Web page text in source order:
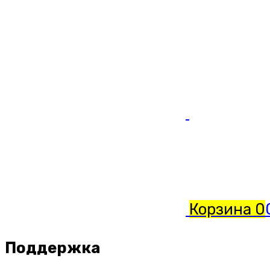
Корзина 0
Поддержка